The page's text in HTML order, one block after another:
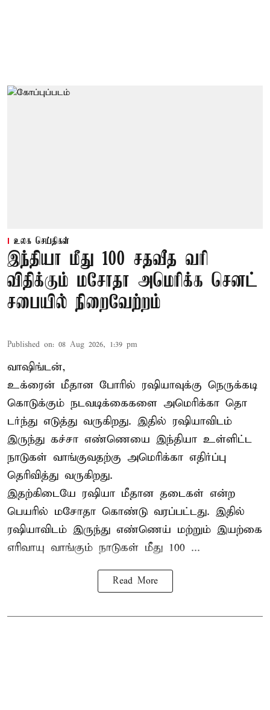
உலக செய்திகள்
இந்தியா மீது 100 சதவீத வரி
விதிக்கும் மசோதா அமெரிக்க செனட்
சபையில் நிறைவேற்றம்
Published on: 08 Aug 2026, 1:39 pm
வாஷிங்டன்,
உக்ரைன் மீதான போரில் ரஷியாவுக்கு நெருக்கடி
கொடுக்கும் நடவடிக்கைகளை அமெரிக்கா தொ
டர்ந்து எடுத்து வருகிறது. இதில் ரஷியாவிடம்
இருந்து கச்சா எண்ணெயை இந்தியா உள்ளிட்ட
நாடுகள் வாங்குவதற்கு அமெரிக்கா எதிர்ப்பு
தெரிவித்து வருகிறது.
இதற்கிடையே ரஷியா மீதான தடைகள் என்ற
பெயரில் மசோதா கொண்டு வரப்பட்டது. இதில்
ரஷியாவிடம் இருந்து எண்ணெய் மற்றும் இயற்கை
எரிவாயு வாங்கும் நாடுகள் மீது 100 ...
Read More